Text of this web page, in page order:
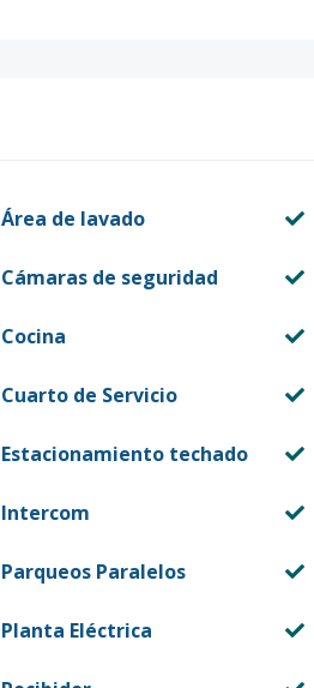
Área de lavado
Cámaras de seguridad
Cocina
Cuarto de Servicio
Estacionamiento techado
Intercom
Parqueos Paralelos
Planta Eléctrica